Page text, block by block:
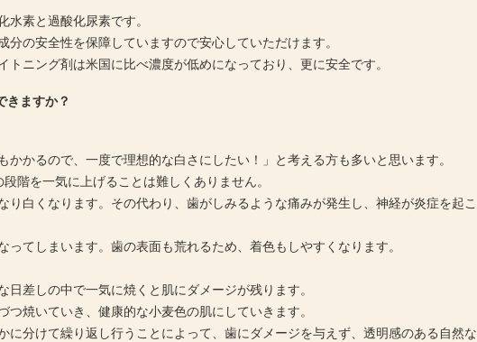
水素と過酸化尿素です。
分の安全性を保障していますので安心していただけます。
トニング剤は米国に比べ濃度が低めになっており、更に安全です。
ますか？
かかるので、一度で理想的な白さにしたい！」と考える方も多いと思います。
階を一気に上げることは難しくありません。
り白くなります。その代わり、歯がしみるような痛みが発生し、神経が炎症を起こ
ってしまいます。歯の表面も荒れるため、着色もしやすくなります。
日差しの中で一気に焼くと肌にダメージが残ります。
つ焼いていき、健康的な小麦色の肌にしていきます。
に分けて繰り返し行うことによって、歯にダメージを与えず、透明感のある自然な